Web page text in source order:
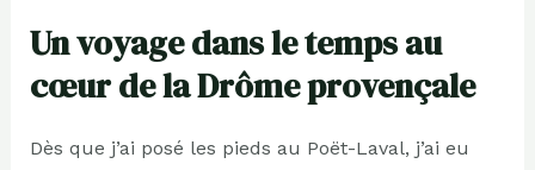
Un voyage dans le temps au
cœur de la Drôme provençale
Dès que j’ai posé les pieds au Poët-Laval, j’ai eu